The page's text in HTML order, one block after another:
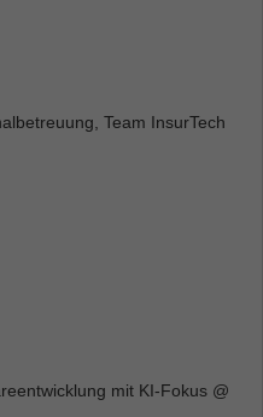
Team InsurTech
mit KI-Fokus @